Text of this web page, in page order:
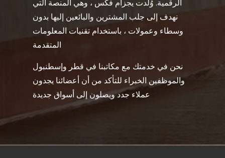
الرقمية. وُلدت يجزام فكس ، وهي المنصة التي
نهدف إلى جلب المشترين والبائعين إليها بدون
وسطاء وعمولات ، باستخدام تقنيات المعلومات
المتقدمة
نحن في خدمتك مع مكاتبنا في قطر وإسطنبول
والموظفين الخبراء للتأكد من أن أعضائنا يجدون
عملاء جدد ويصلون إلى أسواق جديدة